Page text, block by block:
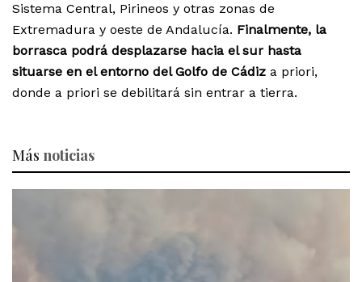
Sistema Central, Pirineos y otras zonas de
Extremadura y oeste de Andalucía. Finalmente, la
borrasca podrá desplazarse hacia el sur hasta
situarse en el entorno del Golfo de Cádiz a priori,
donde a priori se debilitará sin entrar a tierra.
Más noticias